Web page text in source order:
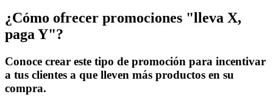
¿Cómo ofrecer promociones "lleva X,
paga Y"?
Conoce crear este tipo de promoción para incentivar
a tus clientes a que lleven más productos en su
compra.